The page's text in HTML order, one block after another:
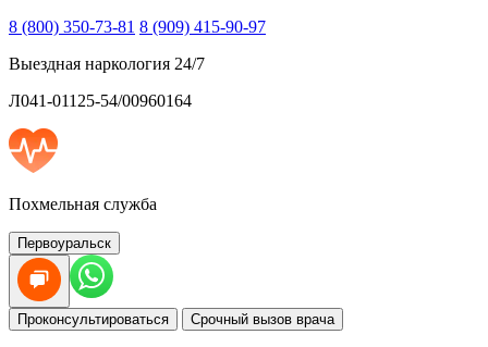
8 (800) 350-73-81 8 (909) 415-90-97
Выездная наркология 24/7
Л041-01125-54/00960164
Похмельная служба
Первоуральск
Проконсультироваться Срочный вызов врача